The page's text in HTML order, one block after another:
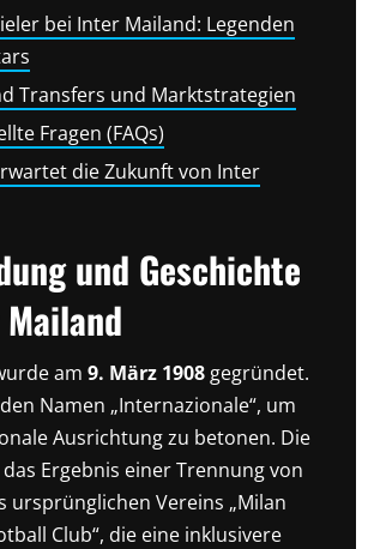
bei Inter Mailand: Legenden
Transfers und Marktstrategien
Fragen (FAQs)
die Zukunft von Inter
und Geschichte
am 9. März 1908 gegründet.
Namen „Internazionale“, um
Ausrichtung zu betonen. Die
Ergebnis einer Trennung von
ursprünglichen Vereins „Milan
Club“, die eine inklusivere